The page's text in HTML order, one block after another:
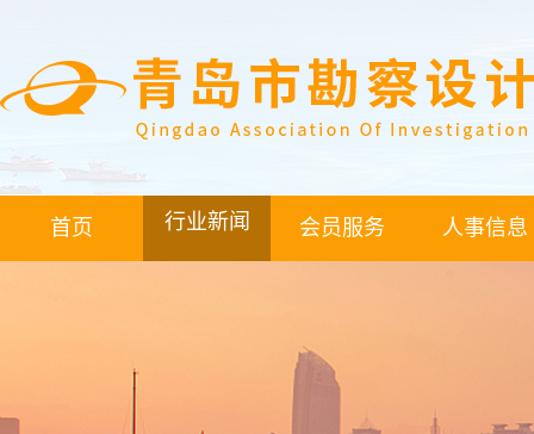
首页 行业新闻 会员服务 人事信息